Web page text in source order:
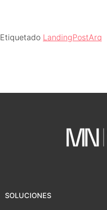
Etiquetado LandingPostArq
SOLUCIONES